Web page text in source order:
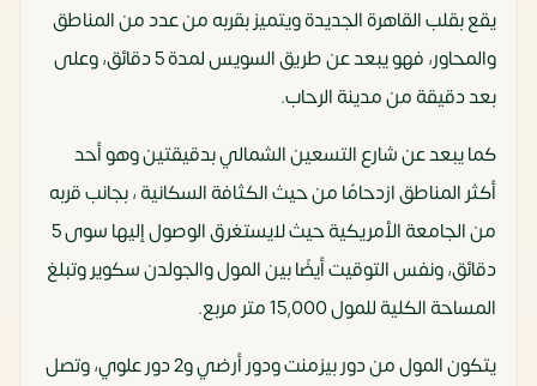
يقع بقلب القاهرة الجديدة ويتميز بقربه من عدد من المناطق
والمحاور، فهو يبعد عن طريق السويس لمدة 5 دقائق، وعلى
بعد دقيقة من مدينة الرحاب.
كما يبعد عن شارع التسعين الشمالي بدقيقتين وهو أحد
أكثر المناطق ازدحامًا من حيث الكثافة السكانية ، بجانب قربه
من الجامعة الأمريكية حيث لايستغرق الوصول إليها سوى 5
دقائق، ونفس التوقيت أيضًا بين المول والجولدن سكوير وتبلغ
المساحة الكلية للمول 15,000 متر مربع.
يتكون المول من دور بيزمنت ودور أرضي و2 دور علوي، وتصل